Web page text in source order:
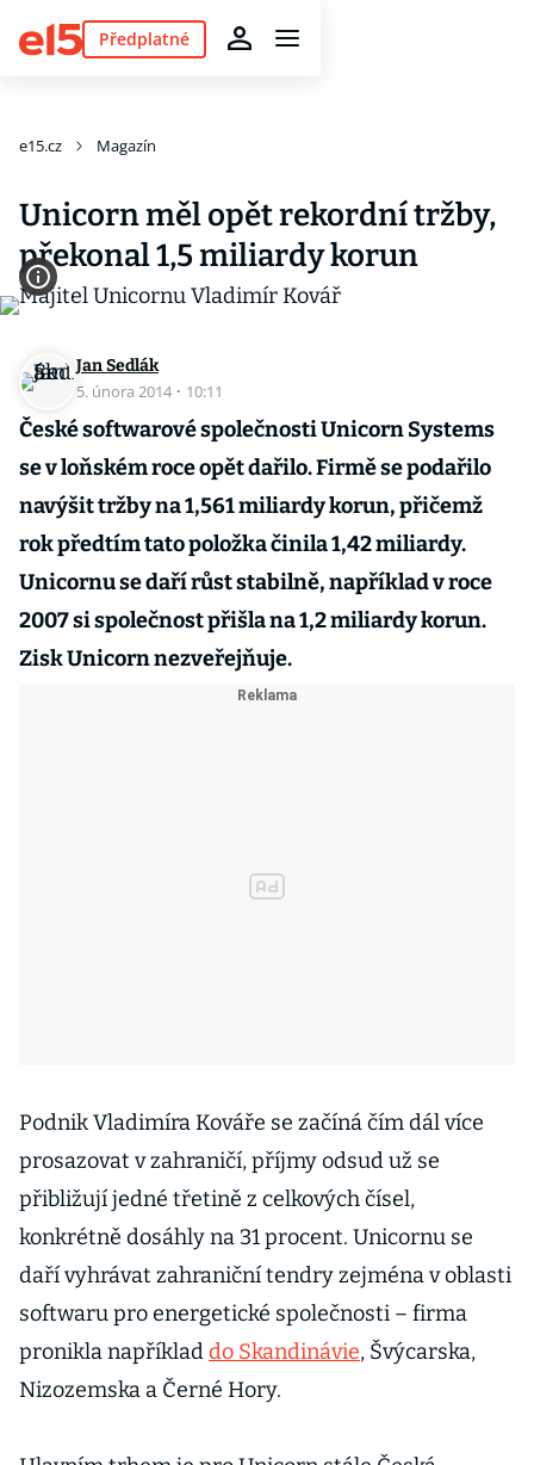
Předplatné
e15.cz Magazín
Unicorn měl opět rekordní tržby,
překonal 1,5 miliardy korun
Jan Sedlák
5. února 2014 · 10:11
České softwarové společnosti Unicorn Systems
se v loňském roce opět dařilo. Firmě se podařilo
navýšit tržby na 1,561 miliardy korun, přičemž
rok předtím tato položka činila 1,42 miliardy.
Unicornu se daří růst stabilně, například v roce
2007 si společnost přišla na 1,2 miliardy korun.
Zisk Unicorn nezveřejňuje.
Podnik Vladimíra Kováře se začíná čím dál více
prosazovat v zahraničí, příjmy odsud už se
přibližují jedné třetině z celkových čísel,
konkrétně dosáhly na 31 procent. Unicornu se
daří vyhrávat zahraniční tendry zejména v oblasti
softwaru pro energetické společnosti – firma
pronikla napříkladdo Skandinávie, Švýcarska,
Nizozemska a Černé Hory.